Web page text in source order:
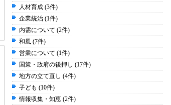
人材育成 (3件)
企業統治 (1件)
内需について (2件)
和風 (7件)
営業について (1件)
国策・政府の後押し (17件)
地方の立て直し (4件)
子ども (10件)
情報収集・知恵 (2件)